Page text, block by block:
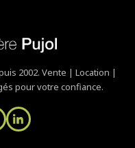
2002. Vente | Location |
pour votre confiance.